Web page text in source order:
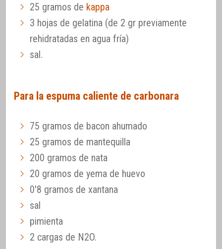
25 gramos de kappa
3 hojas de gelatina (de 2 gr previamente
rehidratadas en agua fría)
sal.
Para la espuma caliente de carbonara
75 gramos de bacon ahumado
25 gramos de mantequilla
200 gramos de nata
20 gramos de yema de huevo
0'8 gramos de xantana
sal
pimienta
2 cargas de N2O.